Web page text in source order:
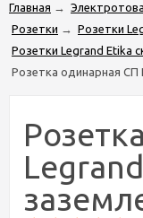
Главная →
Розетки → Розетки
Розетки Legrand Etika
Розетка одинарная СП